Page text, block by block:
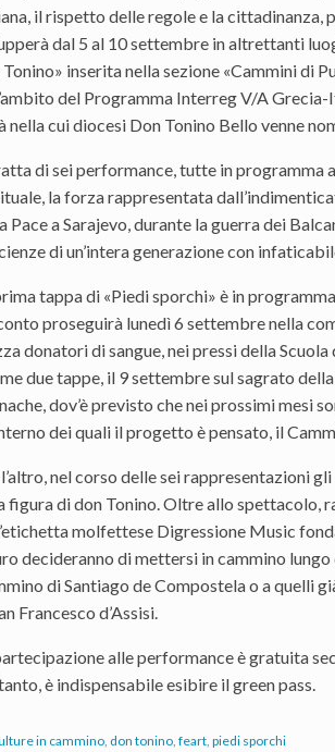
il rispetto delle regole e la cittadinanza,
dal 5 al 10 settembre in altrettanti
Tonino» inserita nella sezione «Cammini di
del Programma Interreg V/A
nella cui diocesi Don Tonino Bello venne
di sei performance, tutte in programma
la forza rappresentata
Pace a Sarajevo, durante la guerra dei
di un’intera generazione con
tappa di «Piedi sporchi» è in
proseguirà lunedì 6 settembre nella
donatori di sangue, nei pressi della
due tappe, il 9 settembre sul sagrato
dov’è previsto che nei prossimi mesi
dei quali il progetto è pensato, il
nel corso delle sei rappresentazioni
figura di don Tonino. Oltre allo spettacolo,
molfettese Digressione Music
decideranno di mettersi in cammino
di Santiago de Compostela o a quelli
Francesco d’Assisi.
alle performance è gratuita
è indispensabile esibire il green pass.
in cammino don tonino feart piedi sporchi